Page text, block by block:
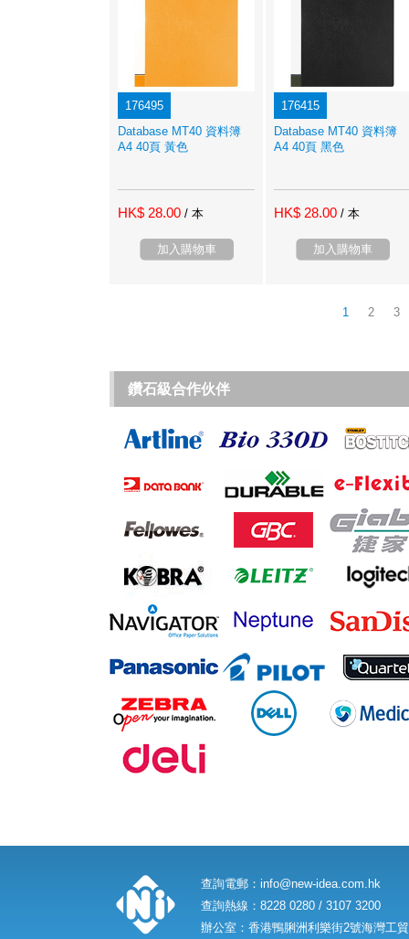
176495
Database MT40 資料簿
A4 40頁 黃色
HK$ 28.00 / 本
加入購物車
176415
Database MT40 資料簿
A4 40頁 黑色
HK$ 28.00 / 本
加入購物車
1 2 3
鑽石級合作伙伴
查詢電郵： info@new-idea.com.hk
查詢熱線：8228 0280 / 3107 3200
辦公室：香港鴨脷洲利樂街2號海灣工